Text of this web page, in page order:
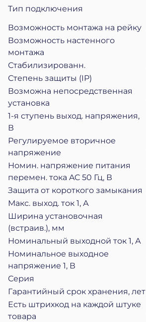
Тип подключения
Возможность монтажа на рейку
Возможность настенного
монтажа
Стабилизированн.
Степень защиты (IP)
Возможна непосредственная
установка
1-я ступень выход. напряжения,
В
Регулируемое вторичное
напряжение
Номин. напряжение питания
перемен. тока AC 50 Гц, В
Защита от короткого замыкания
Макс. выход. ток 1, А
Ширина установочная
(встраив.), мм
Номинальный выходной ток 1, А
Номинальное выходное
напряжение 1, В
Серия
Гарантийный срок хранения, лет
Есть штрихкод на каждой штуке
товара